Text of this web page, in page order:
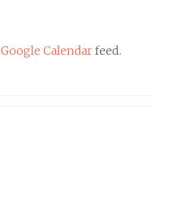
Google Calendar feed.